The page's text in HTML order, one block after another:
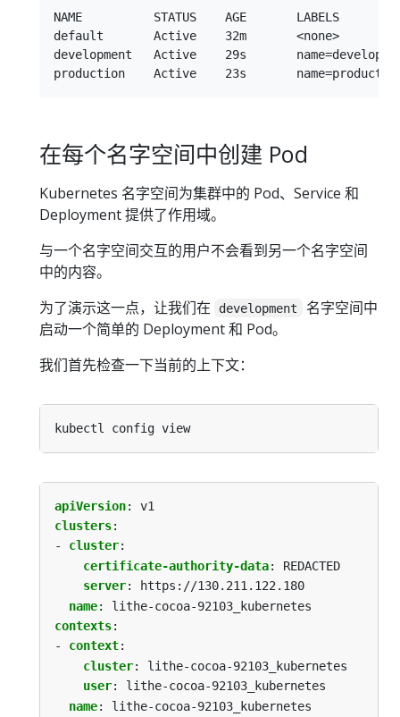
NAME          STATUS    AGE       LABELS
default       Active    32m       <none>
development   Active    29s
在每个名字空间中创建 Pod
Kubernetes 名字空间为集群中的 Pod、Service 和
Deployment 提供了作用域。
与一个名字空间交互的用户不会看到另一个名字空间
中的内容。
为了演示这一点，让我们在
development
名字空间中
启动一个简单的 Deployment 和 Pod。
我们首先检查一下当前的上下文：
apiVersion:
v1
clusters:
- cluster:
certificate-authority-data:
REDACTED
server:
https://130.211.122.180
name:
lithe-cocoa-92103_kubernetes
contexts:
- context:
cluster:
lithe-cocoa-92103_kubernetes
user:
lithe-cocoa-92103_kubernetes
name:
lithe-cocoa-92103_kubernetes